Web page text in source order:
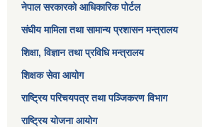
नेपाल सरकारको आधिकारिक पोर्टल
संघीय मामिला तथा सामान्य प्रशासन मन्त्रालय
शिक्षा, विज्ञान तथा प्रविधि मन्त्रालय
शिक्षक सेवा आयोग
राष्ट्रिय परिचयपत्र तथा पञ्जिकरण विभाग
राष्ट्रिय योजना आयोग